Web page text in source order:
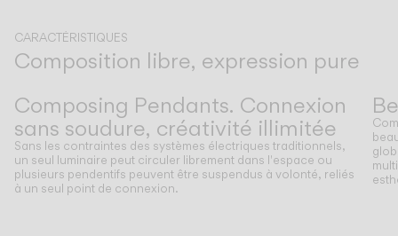
US/Canada
International
CARACTÉRISTIQUES
Composition libre, expression pure
Précédent
Suivant
Composing Pendants. Connexion
sans soudure, créativité illimitée
Sans les contraintes des systèmes électriques traditionnels,
un seul luminaire peut circuler librement dans l'espace ou
plusieurs pendentifs peuvent être suspendus à volonté, reliés
à un seul point de connexion.